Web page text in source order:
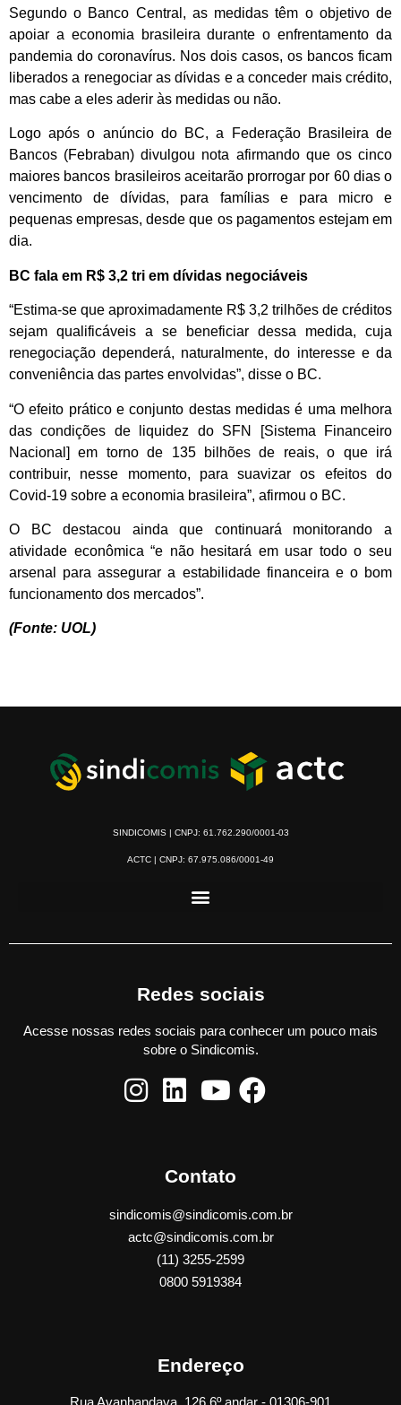
Segundo o Banco Central, as medidas têm o objetivo de
apoiar a economia brasileira durante o enfrentamento da
pandemia do coronavírus. Nos dois casos, os bancos ficam
liberados a renegociar as dívidas e a conceder mais crédito,
mas cabe a eles aderir às medidas ou não.
Logo após o anúncio do BC, a Federação Brasileira de
Bancos (Febraban) divulgou nota afirmando que os cinco
maiores bancos brasileiros aceitarão prorrogar por 60 dias o
vencimento de dívidas, para famílias e para micro e
pequenas empresas, desde que os pagamentos estejam em
dia.
BC fala em R$ 3,2 tri em dívidas negociáveis
“Estima-se que aproximadamente R$ 3,2 trilhões de créditos
sejam qualificáveis a se beneficiar dessa medida, cuja
renegociação dependerá, naturalmente, do interesse e da
conveniência das partes envolvidas”, disse o BC.
“O efeito prático e conjunto destas medidas é uma melhora
das condições de liquidez do SFN [Sistema Financeiro
Nacional] em torno de 135 bilhões de reais, o que irá
contribuir, nesse momento, para suavizar os efeitos do
Covid-19 sobre a economia brasileira”, afirmou o BC.
O BC destacou ainda que continuará monitorando a
atividade econômica “e não hesitará em usar todo o seu
arsenal para assegurar a estabilidade financeira e o bom
funcionamento dos mercados”.
(Fonte: UOL)
SINDICOMIS | CNPJ: 61.762.290/0001-03
ACTC | CNPJ: 67.975.086/0001-49
Redes sociais
Acesse nossas redes sociais para conhecer um pouco mais
sobre o Sindicomis.
Contato
sindicomis@sindicomis.com.br
actc@sindicomis.com.br
(11) 3255-2599
0800 5919384
Endereço
Rua Avanhandava, 126 6º andar - 01306-901